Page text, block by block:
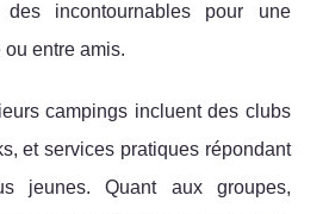
incontournables pour une
entre amis.
campings incluent des clubs
et services pratiques répondant
jeunes. Quant aux groupes,